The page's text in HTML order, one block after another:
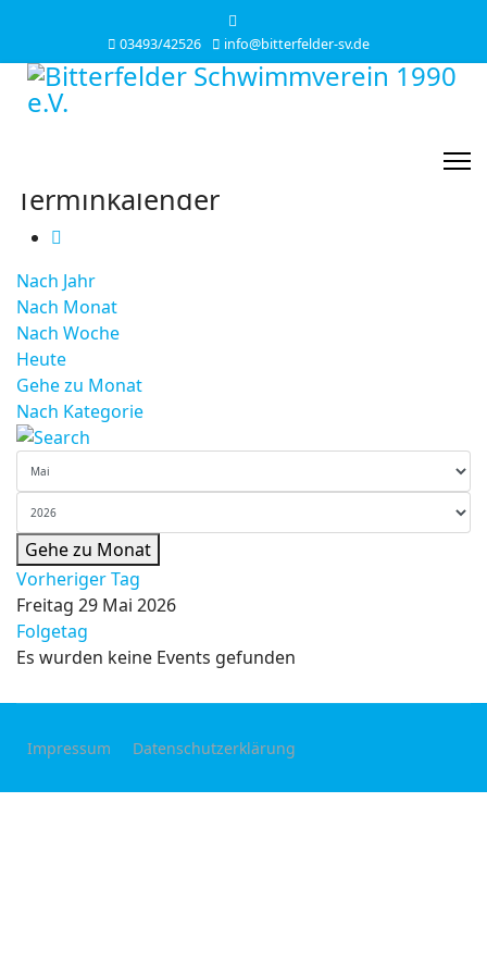
03493/42526 info@bitterfelder-sv.de
Terminkalender
Nach Jahr
Nach Monat
Nach Woche
Heute
Gehe zu Monat
Nach Kategorie
Gehe zu Monat
Vorheriger Tag
Freitag 29 Mai 2026
Folgetag
Es wurden keine Events gefunden
Impressum Datenschutzerklärung